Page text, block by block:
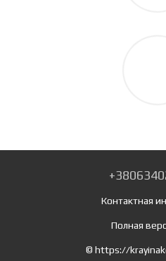
Контактная
Полная
© https://